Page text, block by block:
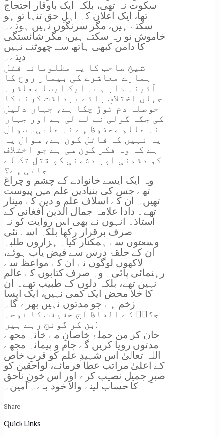
سکوت نہ تھی، بلکہ ایک باوقار احتجاج
تھا، ایک اعلان کہ اہلِ حق تنہا تو ہو
سکتے ہیں، مگر سرنگوں نہیں ہوتے۔
خاموش تو رہ سکتے ہیں، مگر شائستگی
کا دامن کبھی ہاتھ سے چھوٹنے نہیں
دیتے۔
شیخ صاحب کا یہ مظلومانہ قتل
ہمارے معاشرے کی بیمار روح کا
آئینہ دار ہے۔ ایک ایسا معاشرہ
جہاں اختلافِ رائے برداشت کرنے کا
حوصلہ دم توڑ چکا ہے، جہاں دلیل
کی جگہ گولی نے لے لی ہے اور جہاں
نہ عالم محفوظ ہے نہ عامی۔ سوال
یہ نہیں کہ قاتل کون ہے، سوال یہ
ہے کہ وہ فکر کون سی ہے جو اختلاف
کو دشمنی اور دشمنی کو قتل تک لے
جاتی ہے؟
وہ ایک ایسے خانوادے کے چشم و چراغ
تھے جس کی بنیادیں علم میں پیوست
تھیں۔ ان کے اسلاف علم و دین کے مینار
تھے۔ دادا علامہ جمال الدین افغانی کے
استاذ۔ انہوں نے بھی اس روایت کو نہ
صرف برقرار رکھا بلکہ اسے نئی
وسعتوں سے ہمکنار کیا۔ ہزاروں طلبہ
ان کے حلقۂ درس سے فیض یاب ہوئے،
لاکھوں لوگوں نے ان کے مواعظ سے
رہنمائی پائی۔ وہ صرف کتابوں کے عالم
نہیں تھے، بلکہ دلوں کے طبیب تھے۔ ان
کا خلا محض ایک کمی نہیں، ایک ایسا
زخم ہے جو مدتوں نہیں بھرے گا۔
جگرؔ کے الفاظ آج حقیقت کا نوحہ
بن کر گونج رہے ہیں:
جان کر من جملۂ خاصانِ مے خانہ مجھے
مدتوں رویا کریں گے جام و پیمانہ مجھے
اللہ تعالیٰ اس شہیدِ علم کو قربِ خاص
کے اعلیٰ مراتب عطا فرمائے، لواحقین کو
صبرِ جمیل نصیب کرے اور اس خونِ ناحق
کا حساب لینے والا خود بنے۔ آمین۔
Share
Quick Links